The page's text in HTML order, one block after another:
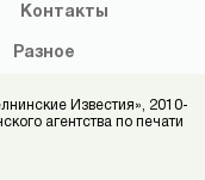
Контакты
Разное
Известия», 2010-
агентства по печати